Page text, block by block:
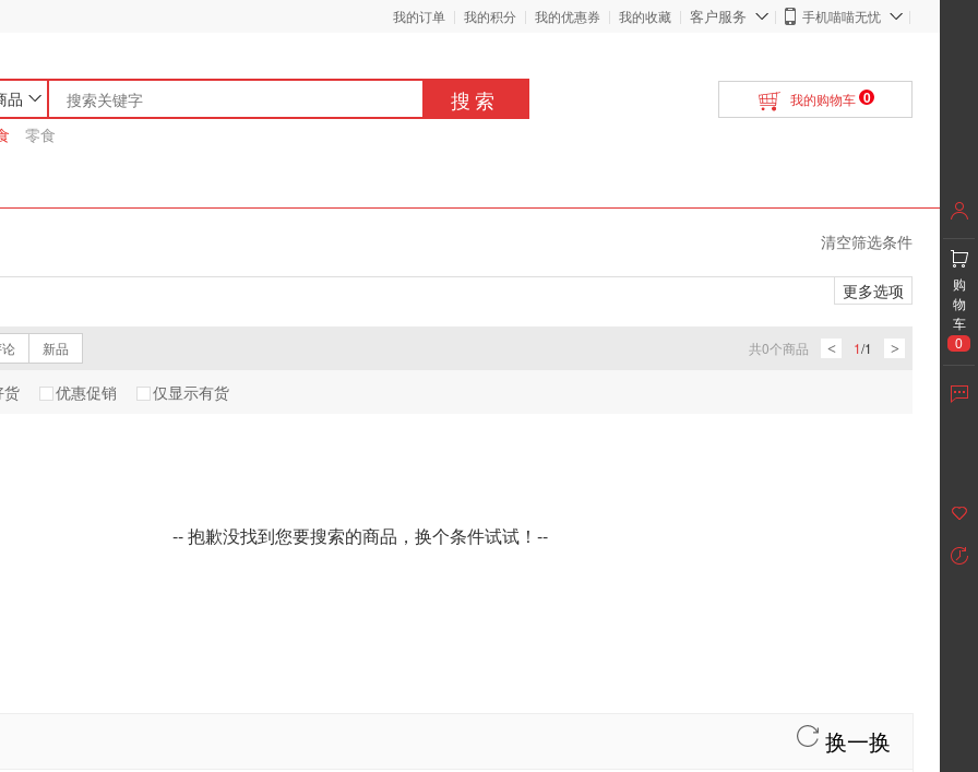
我的订单 我的积分 我的优惠券 我的收藏 客户服务 手机喵喵无忧
品 搜索
零食
我的购物车 0
清空筛选条件
更多选项
新品 共0个商品 < 1/1 >
货 优惠促销 仅显示有货
-- 抱歉没找到您要搜索的商品，换个条件试试！--
换一换
购
物
车
0